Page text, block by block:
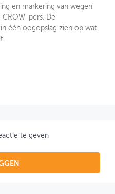
en markering van wegen'
CROW-pers. De
één oogopslag zien op wat
te geven